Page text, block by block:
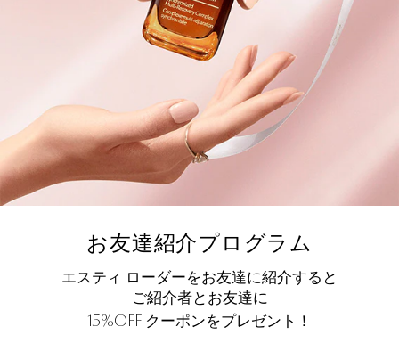
お友達紹介プログラム
エスティ ローダーをお友達に紹介すると
ご紹介者とお友達に
15%OFFクーポンをプレゼント！